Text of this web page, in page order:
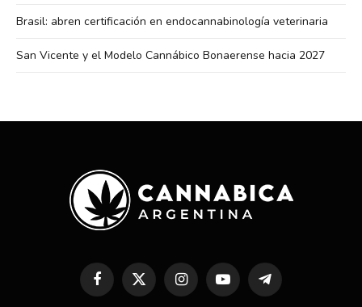
Brasil: abren certificación en endocannabinología veterinaria
San Vicente y el Modelo Cannábico Bonaerense hacia 2027
FacebookX
(Twitter)
InstagramYouTubeTelegram